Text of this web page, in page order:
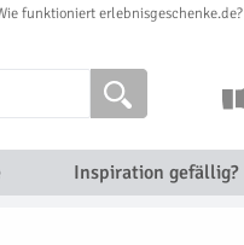
funktioniert erlebnisgeschenke.de?
Inspiration gefällig?